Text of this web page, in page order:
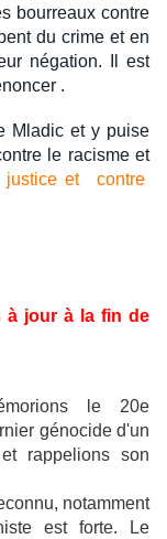
bourreaux contre
du crime et en
négation. Il est
.
Mladic et y puise
le racisme et
justice et contre
à jour à la fin de
le 20e
génocide d'un
rappelions son
notamment
est forte. Le